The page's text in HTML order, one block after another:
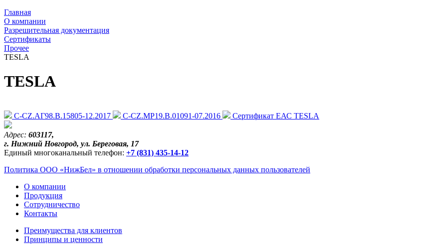
Главная
О компании
Разрешительная документация
Сертификаты
Прочее
TESLA
TESLA
C-CZ.АГ98.В.15805-12.2017 C-CZ.MP19.B.01091-07.2016 Сертификат ЕАС TESLA
Адрес: 603117,
г. Нижний Новгород, ул. Береговая, 17
Единый многоканальный телефон: +7 (831) 435-14-12
Политика ООО «НижБел» в отношении обработки персональных данных пользователей
О компании
Продукция
Сотрудничество
Контакты
Преимущества для клиентов
Принципы и ценности